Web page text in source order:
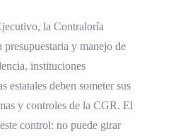
la Contraloría
y manejo de
instituciones
estatales deben someter sus
y controles de la CGR. El
control: no puede girar